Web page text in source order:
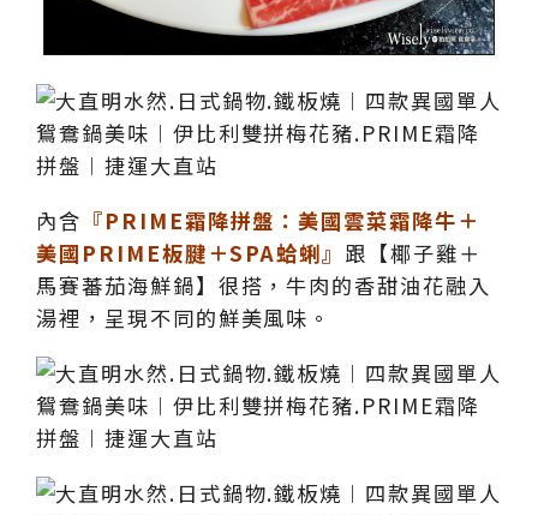
內含 『PRIME霜降拼盤：美國雲菜霜降牛＋
美國PRIME板腱＋SPA蛤蜊』 跟【椰子雞＋
馬賽蕃茄海鮮鍋】很搭，牛肉的香甜油花融入
湯裡，呈現不同的鮮美風味。